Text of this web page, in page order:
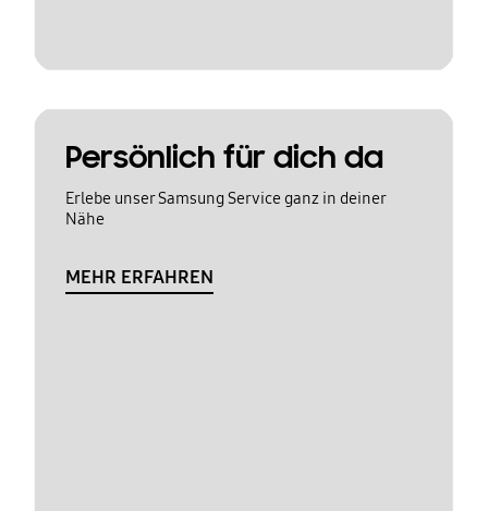
Persönlich für dich da
Erlebe unser Samsung Service ganz in deiner
Nähe
MEHR ERFAHREN